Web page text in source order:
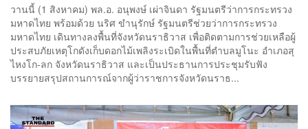
วานนี้ (1 สิงหาคม) พล.อ. อนุพงษ์ เผ่าจินดา รัฐมนตรีว่าการกระทรวง
มหาดไทย พร้อมด้วย นริศ ขำนุรักษ์ รัฐมนตรีช่วยว่าการกระทรวง
มหาดไทย เดินทางลงพื้นที่จังหวัดนราธิวาส เพื่อติดตามการช่วยเหลือผู้
ประสบภัยเหตุโกดังเก็บดอกไม้เพลิงระเบิดในพื้นที่ตำบลมูโนะ อำเภอสุ
ไหงโก-ลก จังหวัดนราธิวาส และเป็นประธานการประชุมรับฟัง
บรรยายสรุปสถานการณ์จากผู้ว่าราชการจังหวัดนราธ...